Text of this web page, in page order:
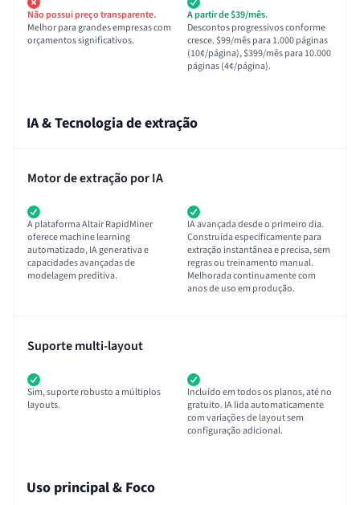
Não possui preço transparente.
Melhor para grandes empresas com
orçamentos significativos.
A partir de $39/mês.
Descontos progressivos conforme
cresce. $99/mês para 1.000 páginas
(10¢/página), $399/mês para 10.000
páginas (4¢/página).
IA & Tecnologia de extração
Motor de extração por IA
A plataforma Altair RapidMiner
oferece machine learning
automatizado, IA generativa e
capacidades avançadas de
modelagem preditiva.
IA avançada desde o primeiro dia.
Construída especificamente para
extração instantânea e precisa, sem
regras ou treinamento manual.
Melhorada continuamente com
anos de uso em produção.
Suporte multi-layout
Sim, suporte robusto a múltiplos
layouts.
Incluído em todos os planos, até no
gratuito. IA lida automaticamente
com variações de layout sem
configuração adicional.
Uso principal & Foco